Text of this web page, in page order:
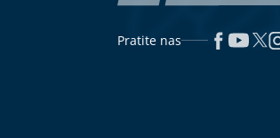
Danas je posljednji “ljuti svetac”:
Dvije stvari svi treba da uradimo